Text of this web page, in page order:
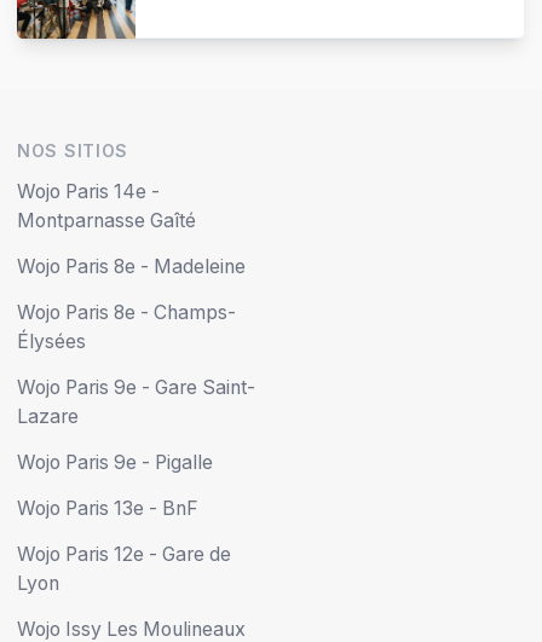
NOS SITIOS
Wojo Paris 14e -
Montparnasse Gaîté
Wojo Paris 8e - Madeleine
Wojo Paris 8e - Champs-
Élysées
Wojo Paris 9e - Gare Saint-
Lazare
Wojo Paris 9e - Pigalle
Wojo Paris 13e - BnF
Wojo Paris 12e - Gare de
Lyon
Wojo Issy Les Moulineaux